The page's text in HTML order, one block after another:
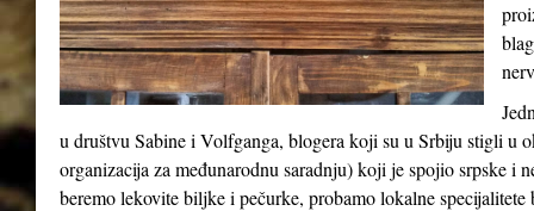
u društvu Sabine i Volfganga, blogera koji su u Srbiju stigli u
organizacija za međunarodnu saradnju) koji je spojio srpske i
beremo lekovite biljke i pečurke, probamo lokalne